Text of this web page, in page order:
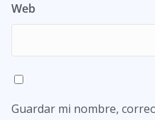
Web
Guardar mi nombre,